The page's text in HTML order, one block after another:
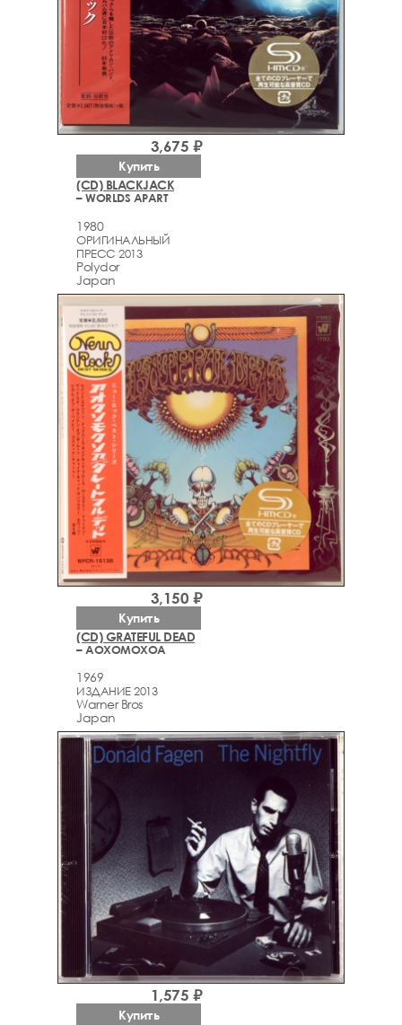
(CD) BLACKJACK
– WORLDS APART
1980
ОРИГИНАЛЬНЫЙ
ПРЕСС 2013
Polydor
Japan
3,675 ₽
Купить
(CD) GRATEFUL DEAD
– AOXOMOXOA
1969
ИЗДАНИЕ 2013
Warner Bros
Japan
3,150 ₽
Купить
1,575 ₽
Купить